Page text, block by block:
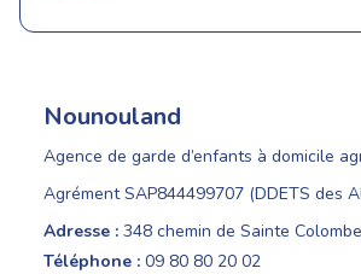
Nounouland
Agence de garde d’enfants à domicile
Agrément SAP844499707 (DDETS des
Adresse : 348 chemin de Sainte
Téléphone : 09 80 80 20 02